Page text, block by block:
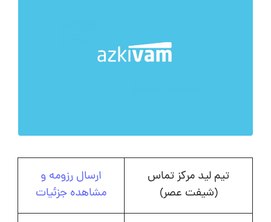
تیم لید مرکز تماس
(شیفت عصر)
ارسال رزومه و
مشاهده جزئیات